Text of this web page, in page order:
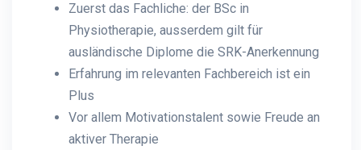
Zuerst das Fachliche: der BSc in
Physiotherapie, ausserdem gilt für
ausländische Diplome die SRK-Anerkennung
Erfahrung im relevanten Fachbereich ist ein
Plus
Vor allem Motivationstalent sowie Freude an
aktiver Therapie